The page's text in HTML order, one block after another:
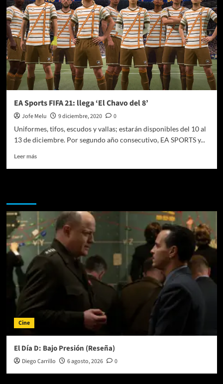
EA Sports FIFA 21: llega ‘El Chavo del 8’
Jofe Melu 9 diciembre, 2020
0
Uniformes, tifos, escudos y vallas; estarán disponibles del 10 al
13 de diciembre. Por segundo año consecutivo, EA SPORTS y...
Leer másLeer
FIFA
21:
llega
‘El
Chavo
del
8’
Cine
El Día D: Bajo Presión (Reseña)
Diego Carrillo 6 agosto, 2026 0